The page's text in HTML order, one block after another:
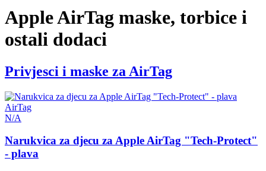
Apple AirTag maske, torbice i
ostali dodaci
Privjesci i maske za AirTag
AirTag
N/A
Narukvica za djecu za Apple AirTag "Tech-Protect"
- plava